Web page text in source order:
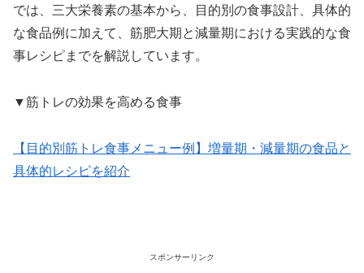
では、三大栄養素の基本から、目的別の食事設計、具体的
な食品例に加えて、筋肥大期と減量期における実践的な食
事レシピまでを解説しています。
▼筋トレの効果を高める食事
【目的別筋トレ食事メニュー例】増量期・減量期の食品と
具体的レシピを紹介
スポンサーリンク